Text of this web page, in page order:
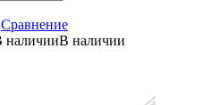
Сравнение
В наличии